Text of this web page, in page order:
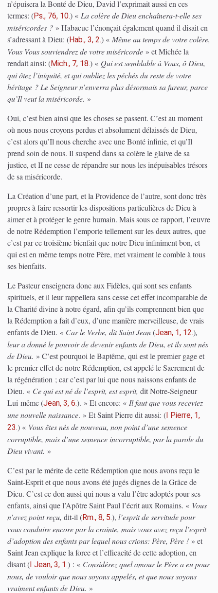
n’épuisera la Bonté de Dieu, David l’exprimait aussi en ces
termes: (Ps., 76, 10.) « La colère de Dieu enchaînera-t-elle ses
miséricordes ? » Habacuc l’énonçait également quand il disait en
s’adressant à Dieu: (Hab., 3, 2.) « Même au temps de votre colère,
Vous Vous souviendrez de votre miséricorde » et Michée la
rendait ainsi: (Mich., 7, 18.) « Qui est semblable à Vous, ô Dieu,
qui ôtez l’iniquité, et qui oubliez les péchés du reste de votre
héritage ? Le Seigneur n’enverra plus désormais sa fureur, parce
qu’Il veut la miséricorde. »
Oui, c’est bien ainsi que les choses se passent. C’est au moment
où nous nous croyons perdus et absolument délaissés de Dieu,
c’est alors qu’Il nous cherche avec une Bonté infinie, et qu’Il
prend soin de nous. Il suspend dans sa colère le glaive de sa
justice, et II ne cesse de répandre sur nous les inépuisables trésors
de sa miséricorde.
La Création d’une part, et la Providence de l’autre, sont donc très
propres à faire ressortir les dispositions particulières de Dieu à
aimer et à protéger le genre humain. Mais sous ce rapport, l’œuvre
de notre Rédemption l’emporte tellement sur les deux autres, que
c’est par ce troisième bienfait que notre Dieu infiniment bon, et
qui est en même temps notre Père, met vraiment le comble à tous
ses bienfaits.
Le Pasteur enseignera donc aux Fidèles, qui sont ses enfants
spirituels, et il leur rappellera sans cesse cet effet incomparable de
la Charité divine à notre égard, afin qu’ils comprennent bien que
la Rédemption a fait d’eux, d’une manière merveilleuse, de vrais
enfants de Dieu. « Car le Verbe, dit Saint Jean(Jean, 1, 12.),
leur a donné le pouvoir de devenir enfants de Dieu, et ils sont nés
de Dieu. » C’est pourquoi le Baptême, qui est le premier gage et
le premier effet de notre Rédemption, est appelé le Sacrement de
la régénération ; car c’est par lui que nous naissons enfants de
Dieu. « Ce qui est né de l’esprit, est esprit, dit Notre-Seigneur
Lui-même(Jean, 3, 6.). » Et encore: « Il faut que vous receviez
une nouvelle naissance. » Et Saint Pierre dit aussi: (I Pierre, 1,
23.) « Vous êtes nés de nouveau, non point d’une semence
corruptible, mais d’une semence incorruptible, par la parole du
Dieu vivant. »
C’est par le mérite de cette Rédemption que nous avons reçu le
Saint-Esprit et que nous avons été jugés dignes de la Grâce de
Dieu. C’est ce don aussi qui nous a valu l’être adoptés pour ses
enfants, ainsi que l’Apôtre Saint Paul l’écrit aux Romains. « Vous
n’avez point reçu, dit-il (Rm., 8, 5.), l’esprit de servitude pour
vous conduire encore par la crainte, mais vous avez reçu l’esprit
d’adoption des enfants par lequel nous crions: Père, Père ! » et
Saint Jean explique la force et l’efficacité de cette adoption, en
disant(I Jean, 3, 1.) : « Considérez quel amour le Père a eu pour
nous, de vouloir que nous soyons appelés, et que nous soyons
vraiment enfants de Dieu. »